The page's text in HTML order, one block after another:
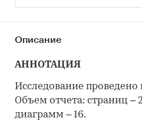
Описание
АННОТАЦИЯ
Исследование проведено
Объем отчета: страниц –
диаграмм – 16.